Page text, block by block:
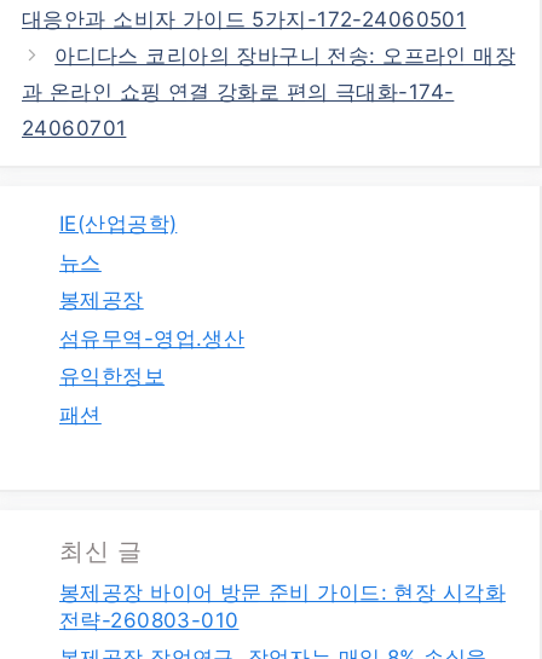
대응안과 소비자 가이드 5가지-172-24060501
아디다스 코리아의 장바구니 전송: 오프라인 매장
과 온라인 쇼핑 연결 강화로 편의 극대화-174-
24060701
IE(산업공학)
뉴스
봉제공장
섬유무역-영업.생산
유익한정보
패션
최신 글
봉제공장 바이어 방문 준비 가이드: 현장 시각화
전략-260803-010